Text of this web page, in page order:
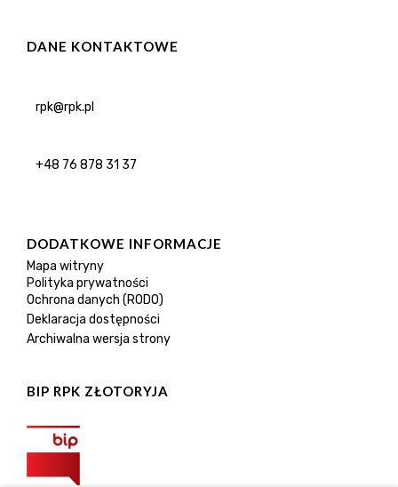
DANE KONTAKTOWE
rpk@rpk.pl
+48 76 878 31 37
DODATKOWE INFORMACJE
Mapa witryny
Polityka prywatności
Ochrona danych (RODO)
Deklaracja dostępności
Archiwalna wersja strony
BIP RPK ZŁOTORYJA